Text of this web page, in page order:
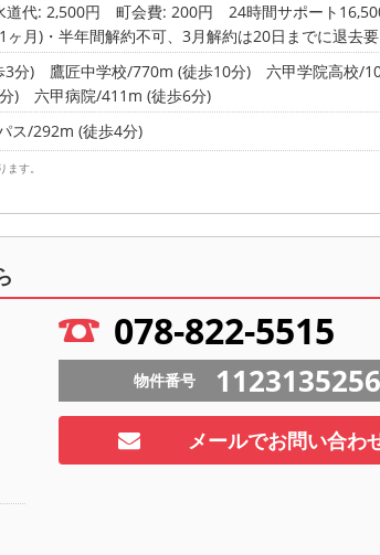
道代: 2,500円 町会費: 200円
24時間サポート
ヶ月)・半年間解約不可、3月解約は20日までに退去要
3分) 鷹匠中学校/770m (徒歩10分) 六甲学院高校/
)
六甲病院/411m (徒歩6分)
ス/292m (徒歩4分)
す。
078-822-5515
物件番号 1123135256
メールでお問い合わ